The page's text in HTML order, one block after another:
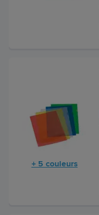
+ 5 couleurs